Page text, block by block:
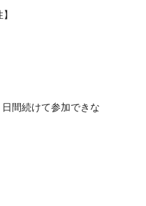
間続けて参加できな